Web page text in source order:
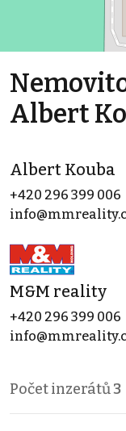
Albert
Albert Kouba
+420 296 399 006
M&M reality
+420 296 399 006
Počet inzerátů3